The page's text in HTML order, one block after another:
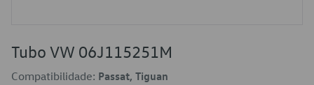
Tubo VW 06J115251M
Compatibilidade: Passat, Tiguan